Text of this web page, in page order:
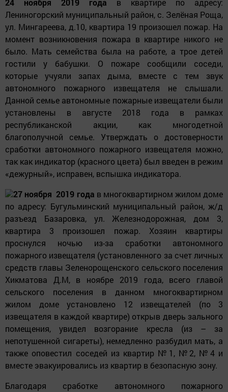
24 ноября 2019 года в квартире по адресу:
Лениногорский муниципальный район, с. Зелёная Роща,
ул. Мингареева, д.10, квартира 19 произошел пожар. На
момент возникновения пожара в квартире никого не
было. Мать семейства была на работе, а трое детей
гостили у бабушки. О пожаре сообщили соседи,
которые учуяли запах дыма, вместе с тем звук
автономного пожарного извещателя не слышали.
Данной семье автономные пожарные извещатели были
установлены в августе 2018 года в рамках
республиканской акции, как многодетной
благополучной семье. Утверждать о достоверности
сработки автономного пожарного извещателя можно,
так как индикатор (красного цвета) был введен в режим
«дежурный», исправен, вспышка индикатора.
27 ноября 2019 года в многоквартирном жилом доме
по адресу: Бугульминский муниципальный район, ж/д
разъезд Базаровка, ул. Железнодорожная, дом 3,
квартира 3 произошел пожар. Хозяин квартиры
проснулся ночью из-за сработки автономного
пожарного извещателя (установленного за счет личных
средств главы Зеленорощенского сельского поселения
Хикматова Д.М, в ноябре 2019 года, всего главой
сельского поселения в данном многоквартирном
жилом доме установлено 12 извещателей (по 3
извещателя в каждой квартире) открыв дверь зального
помещения, увидел возгорание кресла (из – за
непотушенной сигареты), немедленно разбудил мать, а
также оповестил соседей из квартир №1, №2, №4 и
вместе эвакуировались из квартир в безопасную зону.
Благодаря сработке автономного пожарного